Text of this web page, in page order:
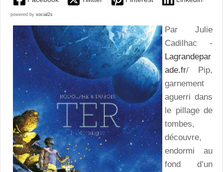
powered by social2s
Par Julie
Cadilhac -
Lagrandepar
ade.fr/ Pip,
garnement
aguerri dans
le pillage de
tombes,
découvre,
endormi au
fond d’un